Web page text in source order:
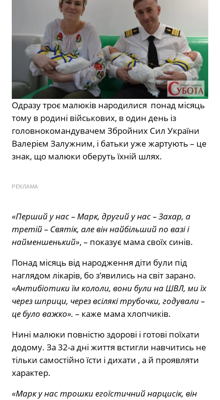
Одразу троє малюків народилися понад місяць
тому в родині військових, в один день із
головнокомандувачем Збройних Сил України
Валерієм Залужним, і батьки уже жартують – це
знак, що малюки оберуть їхній шлях.
РЕКЛАМА
«Перший у нас – Марк, другий у нас – Захар, а
третій – Святік, але він найбільший по вазі і
найменшенький», – показує мама своїх синів.
Понад місяць від народження діти були під
наглядом лікарів, бо з’явились на світ зарано.
«Антибіотики їм кололи, вони були на ШВЛ, ми їх
через шприци, через всілякі трубочки, годували –
це було важко». – каже мама хлопчиків.
Нині малюки повністю здорові і готові поїхати
додому. За 32-а дні життя встигли навчитись не
тільки самостійно їсти і дихати , а й проявляти
характер.
«Марк у нас трошки егоїстичний нарцисік, він